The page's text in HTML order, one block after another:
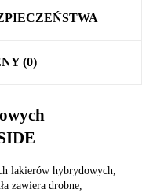
(0)
lakierów hybrydowych,
zawiera drobne,